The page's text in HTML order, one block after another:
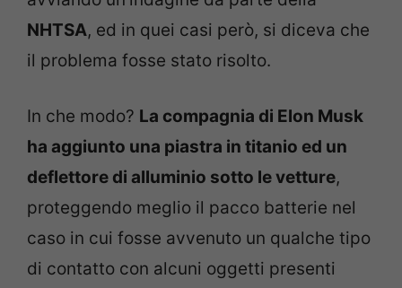
NHTSA, ed in quei casi però, si diceva che
il problema fosse stato risolto.
In che modo? La compagnia di Elon Musk
ha aggiunto una piastra in titanio ed un
deflettore di alluminio sotto le vetture,
proteggendo meglio il pacco batterie nel
caso in cui fosse avvenuto un qualche tipo
di contatto con alcuni oggetti presenti